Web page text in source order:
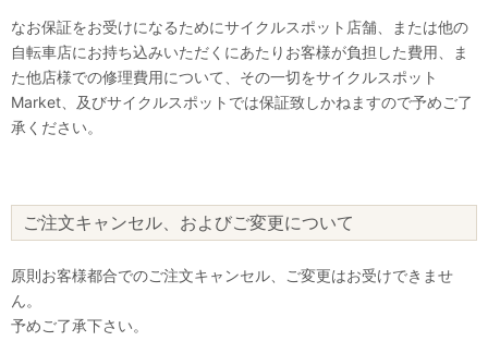
なお保証をお受けになるためにサイクルスポット店舗、または他の
自転車店にお持ち込みいただくにあたりお客様が負担した費用、ま
た他店様での修理費用について、その一切をサイクルスポット
Market、及びサイクルスポットでは保証致しかねますので予めご了
承ください。
ご注文キャンセル、およびご変更について
原則お客様都合でのご注文キャンセル、ご変更はお受けできませ
ん。
予めご了承下さい。